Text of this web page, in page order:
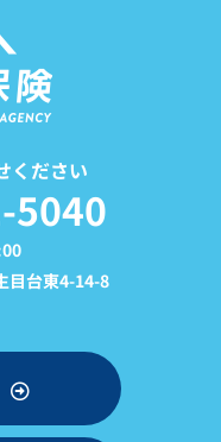
ください
5040
目台東4-14-8